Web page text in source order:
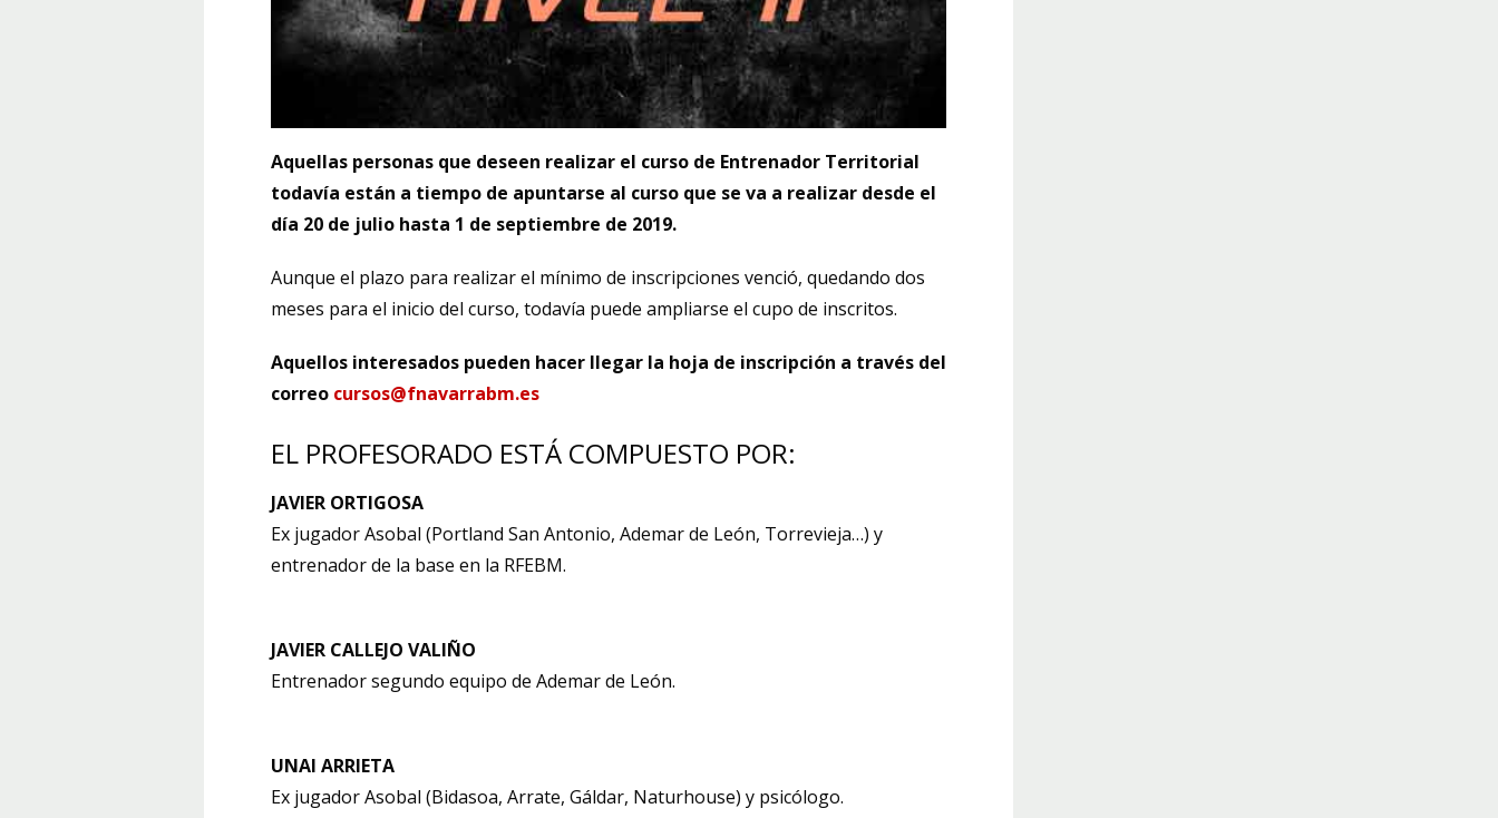
Aquellas personas que deseen realizar el curso de Entrenador Territorial
todavía están a tiempo de apuntarse al curso que se va a realizar desde el
día 20 de julio hasta 1 de septiembre de 2019.
Aunque el plazo para realizar el mínimo de inscripciones venció, quedando dos
meses para el inicio del curso, todavía puede ampliarse el cupo de inscritos.
Aquellos interesados pueden hacer llegar la hoja de inscripción a través del
correo cursos@fnavarrabm.es
EL PROFESORADO ESTÁ COMPUESTO POR:
JAVIER ORTIGOSA
Ex jugador Asobal (Portland San Antonio, Ademar de León, Torrevieja…) y
entrenador de la base en la RFEBM.
JAVIER CALLEJO VALIÑO
Entrenador segundo equipo de Ademar de León.
UNAI ARRIETA
Ex jugador Asobal (Bidasoa, Arrate, Gáldar, Naturhouse) y psicólogo.